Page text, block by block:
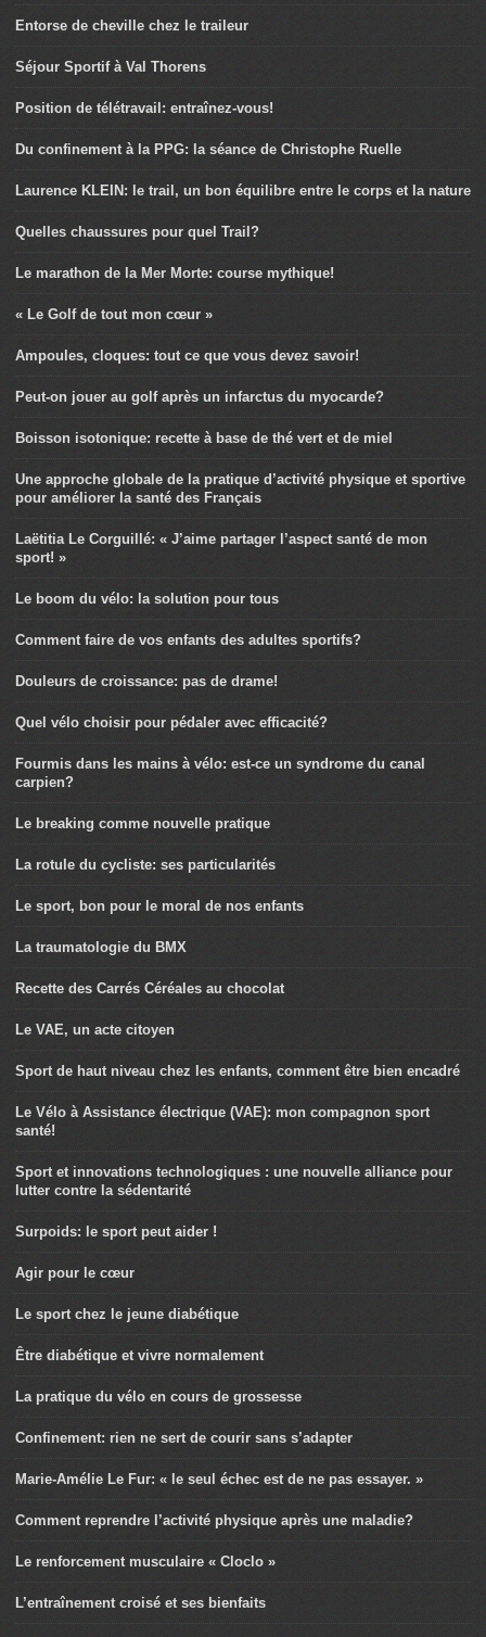
Entorse de cheville chez le traileur
Séjour Sportif à Val Thorens
Position de télétravail: entraînez-vous!
Du confinement à la PPG: la séance de Christophe Ruelle
Laurence KLEIN: le trail, un bon équilibre entre le corps et la nature
Quelles chaussures pour quel Trail?
Le marathon de la Mer Morte: course mythique!
« Le Golf de tout mon cœur »
Ampoules, cloques: tout ce que vous devez savoir!
Peut-on jouer au golf après un infarctus du myocarde?
Boisson isotonique: recette à base de thé vert et de miel
Une approche globale de la pratique d’activité physique et sportive
pour améliorer la santé des Français
Laëtitia Le Corguillé: « J’aime partager l’aspect santé de mon
sport! »
Le boom du vélo: la solution pour tous
Comment faire de vos enfants des adultes sportifs?
Douleurs de croissance: pas de drame!
Quel vélo choisir pour pédaler avec efficacité?
Fourmis dans les mains à vélo: est-ce un syndrome du canal
carpien?
Le breaking comme nouvelle pratique
La rotule du cycliste: ses particularités
Le sport, bon pour le moral de nos enfants
La traumatologie du BMX
Recette des Carrés Céréales au chocolat
Le VAE, un acte citoyen
Sport de haut niveau chez les enfants, comment être bien encadré
Le Vélo à Assistance électrique (VAE): mon compagnon sport
santé!
Sport et innovations technologiques : une nouvelle alliance pour
lutter contre la sédentarité
Surpoids: le sport peut aider !
Agir pour le cœur
Le sport chez le jeune diabétique
Être diabétique et vivre normalement
La pratique du vélo en cours de grossesse
Confinement: rien ne sert de courir sans s’adapter
Marie-Amélie Le Fur: « le seul échec est de ne pas essayer. »
Comment reprendre l’activité physique après une maladie?
Le renforcement musculaire « Cloclo »
L’entraînement croisé et ses bienfaits